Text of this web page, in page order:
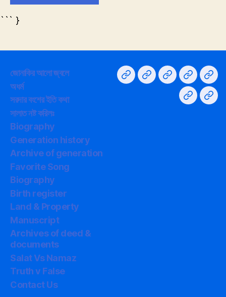
``` }
জোনাকির আলো জ্বলে
অধর্ম
সরদার বংশের ইতি কথা
সালাত নষ্ট করিলঃ
Biography
Generation history
Archive of generation
Favorite Song
Biography
Birth register
Land & Property
Manuscript
Archives of deed &
documents
Salat Vs Namaz
Truth v False
Contact Us
Home
না
Privacy
Policy
সরদার
বংশের
ইতি
সালাত সালাত